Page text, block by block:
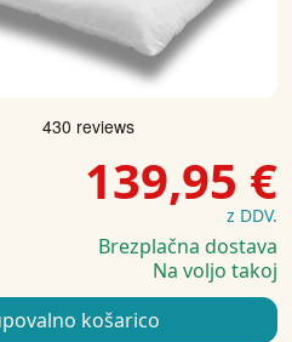
139,95 €
z DDV.
Brezplačna dostava
Na voljo takoj
košarico